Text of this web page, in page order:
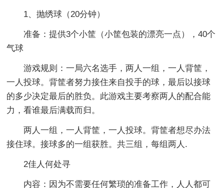
1、抛绣球（20分钟）
准备：提供3个小筐（小筐包装的漂亮一点），40个
气球
游戏规则：一局六名选手，两人一组，一人背筐，
一人投球。背筐者努力接住来自投手的球，最后以接球
的多少决定最后的胜负。此游戏主要考察两人的配合能
力，看谁最后满载而归。
两人一组，一人背筐，一人投球。背筐者想尽办法
接住球。接球多的一组获胜。共三组，每组两人.
2佳人何处寻
内容：因为不需要任何繁琐的准备工作，人人都可